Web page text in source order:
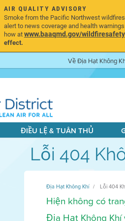
AIR QUALITY ADVISORY
Smoke from the Pacific Northwest
alert to news coverage and health
how atwww.baaqmd.gov/wildfiresafety
effect.
Về Địa Hạt Không
ĐIỀU LỆ & TUÂN THỦ
Lỗi 404
Địa Hạt Không Khí Lỗi 404
Hiện không có
Địa Hạt Không